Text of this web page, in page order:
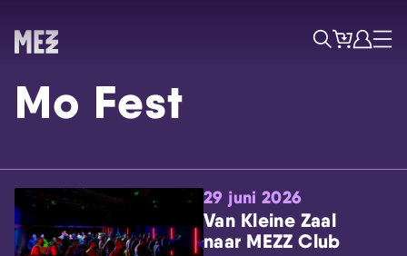
Skip navigatie
ZoekTicketsAccount
Menu
Mo Fest
29 juni 2026
Van Kleine Zaal
naar MEZZ Club